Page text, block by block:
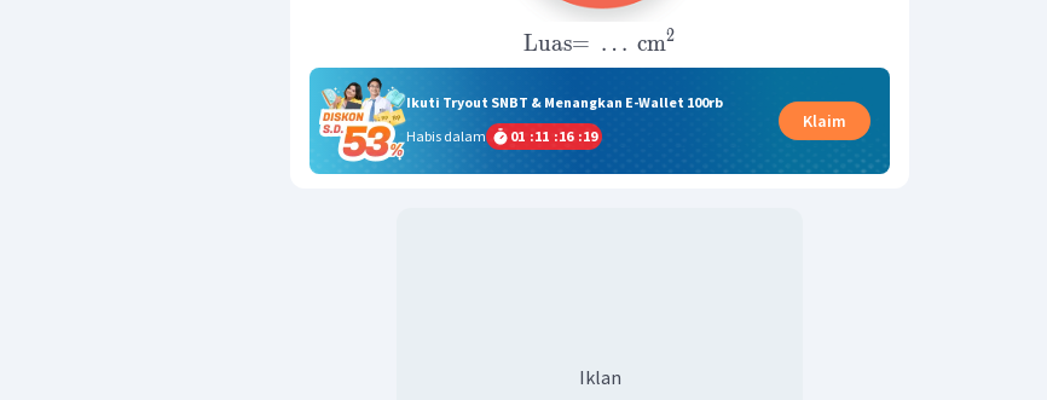
Luas= … cm2
Ikuti Tryout SNBT & Menangkan E-Wallet 100rb
Habis dalam
01 :11 :16 :19
Klaim
Iklan